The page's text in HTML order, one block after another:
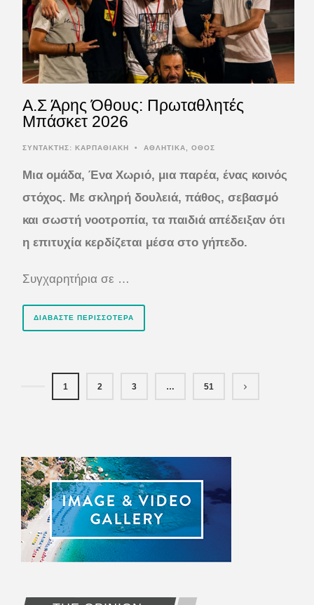
Α.Σ Άρης Όθους: Πρωταθλητές
Μπάσκετ 2026
ΣΥΝΤΆΚΤΗΣ: ΚΑΡΠΑΘΙΑΚΗ • ΑΘΛΗΤΙΚΑ ΟΘΟΣ
Μια ομάδα, Ένα Χωριό, μια παρέα, ένας κοινός
στόχος. Με σκληρή δουλειά, πάθος, σεβασμό
και σωστή νοοτροπία, τα παιδιά απέδειξαν ότι
η επιτυχία κερδίζεται μέσα στο γήπεδο.
Συγχαρητήρια σε …
ΔΙΑΒΆΣΤΕ ΠΕΡΙΣΣΌΤΕΡΑ
1 2 3 … 51